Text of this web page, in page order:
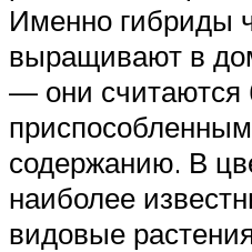
Именно гибриды
выращивают в
— они считаются
содержанию. В
наиболее
видовые